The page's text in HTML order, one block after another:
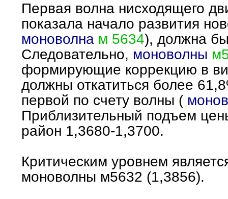
Первая волна нисходящего
показала начало развития
моноволна м 5634), должна
Следовательно, моноволны
формирующие коррекцию в
должны откатиться более
первой по счету волны (
Приблизительный подъем
район 1,3680-1,3700.
Критическим уровнем
моноволны м5632 (1,3856).